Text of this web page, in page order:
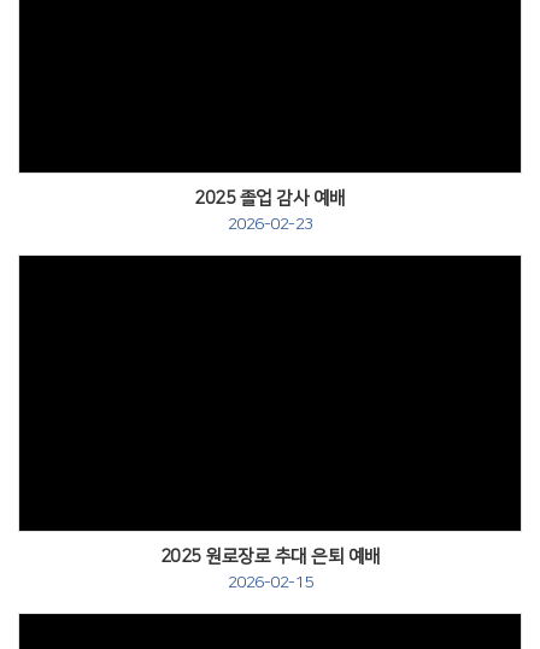
2025 졸업 감사 예배
2026-02-23
2025 원로장로 추대 은퇴 예배
2026-02-15